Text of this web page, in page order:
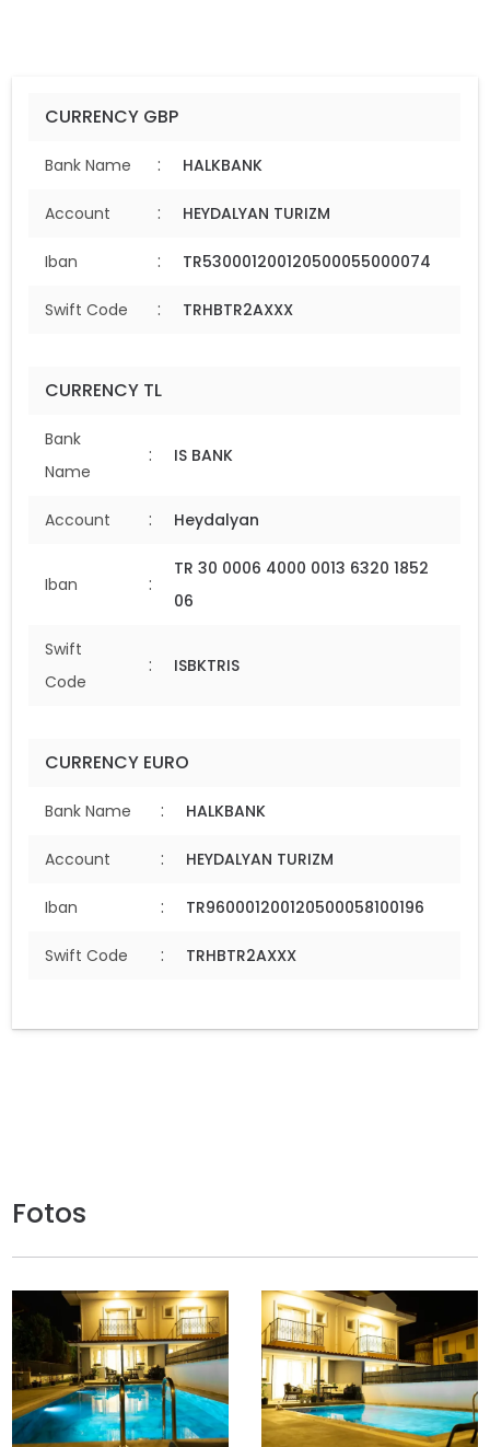
CURRENCY GBP
Bank Name : HALKBANK
Account : HEYDALYAN TURIZM
Iban : TR530001200120500055000074
Swift Code : TRHBTR2AXXX
CURRENCY TL
Bank
Name
: IS BANK
Account : Heydalyan
Iban :
TR 30 0006 4000 0013 6320 1852
06
Swift
Code
: ISBKTRIS
CURRENCY EURO
Bank Name : HALKBANK
Account : HEYDALYAN TURIZM
Iban : TR960001200120500058100196
Swift Code : TRHBTR2AXXX
Fotos